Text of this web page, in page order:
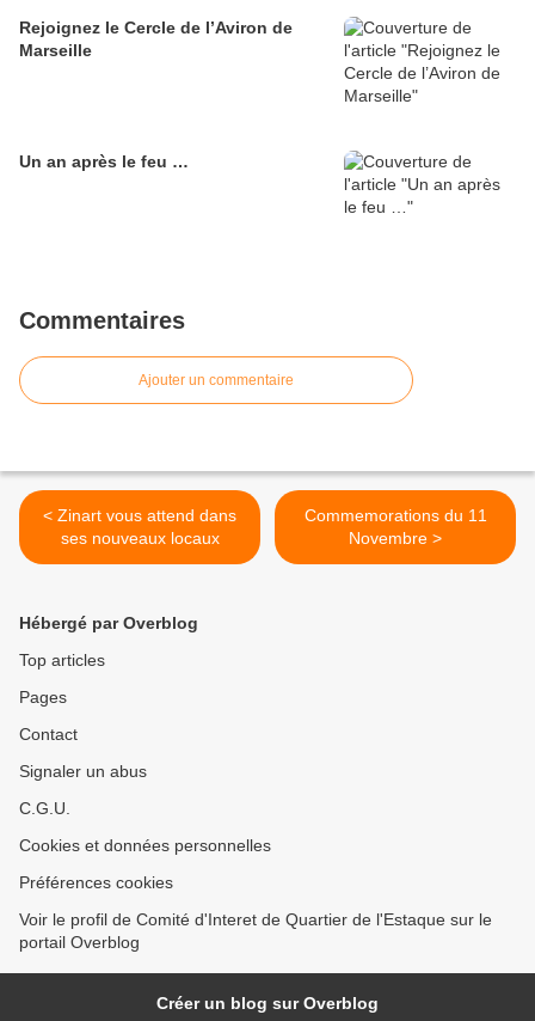
Rejoignez le Cercle de l’Aviron de
Marseille
Un an après le feu …
Commentaires
Ajouter un commentaire
< Zinart vous attend dans
ses nouveaux locaux
Commemorations du 11
Novembre >
Hébergé par Overblog
Top articles
Pages
Contact
Signaler un abus
C.G.U.
Cookies et données personnelles
Préférences cookies
Voir le profil de Comité d'Interet de Quartier de l'Estaque sur le
portail Overblog
Créer un blog sur Overblog